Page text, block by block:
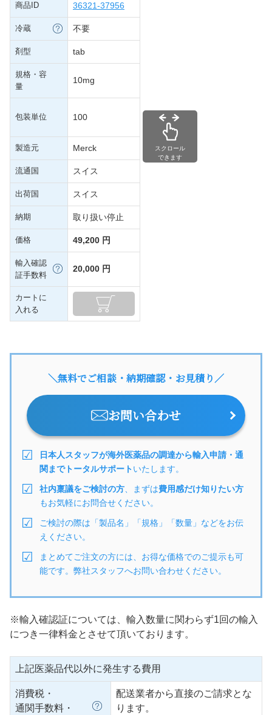
商品ID 36321-37956
冷蔵 不要
剤型 tab
規格・容
量
10mg
包装単位 100
製造元 Merck
流通国 スイス
出荷国 スイス
納期 取り扱い停止
価格 49,200 円
輸入確認
証手数料
20,000 円
カートに
入れる
スクロール
できます
＼無料でご相談・納期確認・お見積り／
お問い合わせ
日本人スタッフが海外医薬品の調達から輸入申請・通
関までトータルサポートいたします。
社内稟議をご検討の方 、まずは費用感だけ知りたい方
もお気軽にお問合せください。
ご検討の際は「製品名」「規格」「数量」などをお伝
えください。
まとめてご注文の方には、お得な価格でのご提示も可
能です。弊社スタッフへお問い合わせください。
※輸入確認証については、輸入数量に関わらず1回の輸入
につき一律料金とさせて頂いております。
上記医薬品代以外に発生する費用
消費税・
通関手数料・
配送業者から直接のご請求とな
ります。